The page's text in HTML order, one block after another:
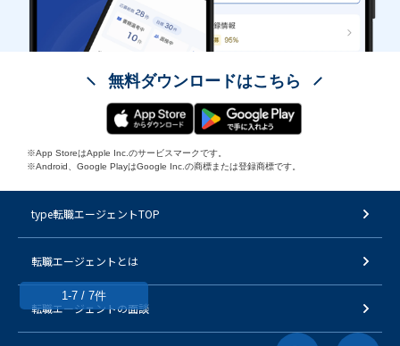
1-7 / 7件
無料ダウンロードはこちら
※App StoreはApple Inc.のサービスマークです。
※Android、Google PlayはGoogle Inc.の商標または登録商標です。
type転職エージェントTOP
転職エージェントとは
転職エージェントの面談